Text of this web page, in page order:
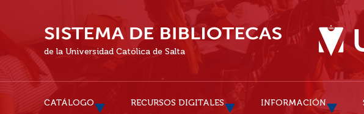
de la Universidad Católica de Salta
CATÁLOGO RECURSOS DIGITALES INFORMACIÓN